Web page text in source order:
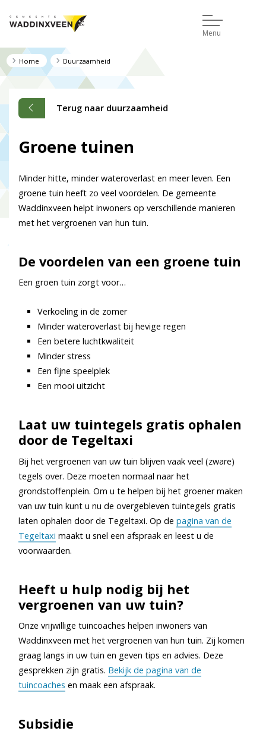
Menu
Home Duurzaamheid
Terug naar duurzaamheid
Groene tuinen
Minder hitte, minder wateroverlast en meer leven. Een
groene tuin heeft zo veel voordelen. De gemeente
Waddinxveen helpt inwoners op verschillende manieren
met het vergroenen van hun tuin.
De voordelen van een groene tuin
Een groen tuin zorgt voor…
Verkoeling in de zomer
Minder wateroverlast bij hevige regen
Een betere luchtkwaliteit
Minder stress
Een fijne speelplek
Een mooi uitzicht
Laat uw tuintegels gratis ophalen
door de Tegeltaxi
Bij het vergroenen van uw tuin blijven vaak veel (zware)
tegels over. Deze moeten normaal naar het
grondstoffenplein. Om u te helpen bij het groener maken
van uw tuin kunt u nu de overgebleven tuintegels gratis
laten ophalen door de Tegeltaxi. Op de pagina van de
Tegeltaxi maakt u snel een afspraak en leest u de
voorwaarden.
Heeft u hulp nodig bij het
vergroenen van uw tuin?
Onze vrijwillige tuincoaches helpen inwoners van
Waddinxveen met het vergroenen van hun tuin. Zij komen
graag langs in uw tuin en geven tips en advies. Deze
gesprekken zijn gratis. Bekijk de pagina van de
tuincoaches en maak een afspraak.
Subsidie